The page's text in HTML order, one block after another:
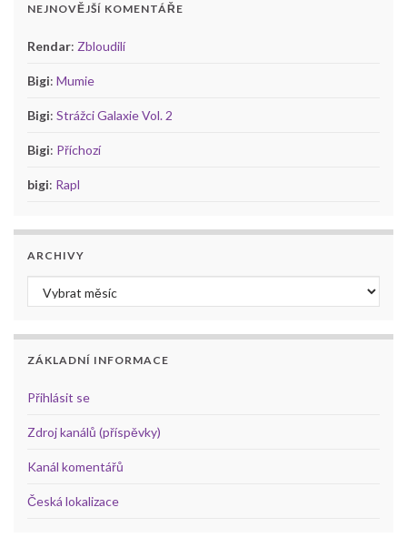
NEJNOVĚJŠÍ KOMENTÁŘE
Rendar: Zbloudilí
Bigi: Mumie
Bigi: Strážci Galaxie Vol. 2
Bigi: Příchozí
bigi: Rapl
ARCHIVY
Archivy
ZÁKLADNÍ INFORMACE
Přihlásit se
Zdroj kanálů (příspěvky)
Kanál komentářů
Česká lokalizace